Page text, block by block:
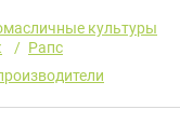
культуры
Рапс